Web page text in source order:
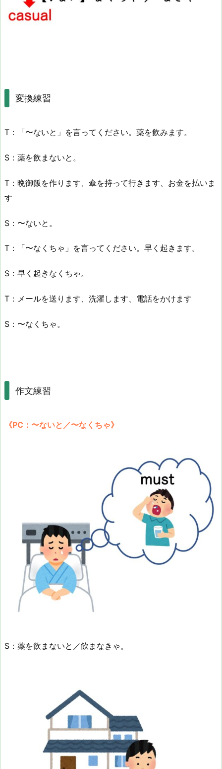
変換練習
T：「〜ないと」を言ってください。薬を飲みます。
S：薬を飲まないと。
T：晩御飯を作ります、傘を持って行きます、お金を払いま
す
S：〜ないと。
T：「〜なくちゃ」を言ってください。早く起きます。
S：早く起きなくちゃ。
T：メールを送ります、洗濯します、電話をかけます
S：〜なくちゃ。
作文練習
《PC：〜ないと／〜なくちゃ》
S：薬を飲まないと／飲まなきゃ。